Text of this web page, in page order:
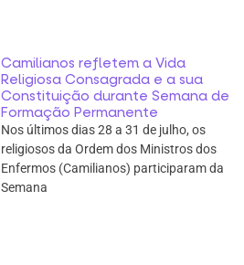
Camilianos refletem a Vida
Religiosa Consagrada e a sua
Constituição durante Semana de
Formação Permanente
Nos últimos dias 28 a 31 de julho, os
religiosos da Ordem dos Ministros dos
Enfermos (Camilianos) participaram da
Semana